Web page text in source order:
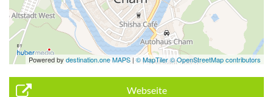
Powered by destination.one MAPS | © MapTiler © OpenStreetMap contributors
Webseite